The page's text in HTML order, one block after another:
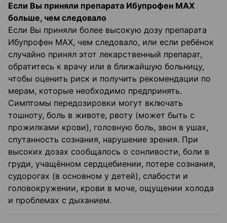
Если Вы приняли препарата Ибупрофен МАХ
больше, чем следовало
Если Вы приняли более высокую дозу препарата
Ибупрофен МАХ, чем следовало, или если ребёнок
случайно принял этот лекарственный препарат,
обратитесь к врачу или в ближайшую больницу,
чтобы оценить риск и получить рекомендации по
мерам, которые необходимо предпринять.
Симптомы передозировки могут включать
тошноту, боль в животе, рвоту (может быть с
прожилками крови), головную боль, звон в ушах,
спутанность сознания, нарушение зрения. При
высоких дозах сообщалось о сонливости, боли в
груди, учащённом сердцебиении, потере сознания,
судорогах (в основном у детей), слабости и
головокружении, крови в моче, ощущении холода
и проблемах с дыханием.